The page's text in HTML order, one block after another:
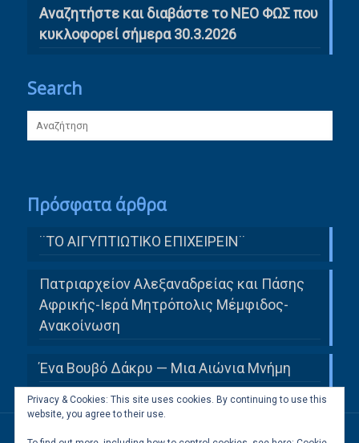
Αναζητήστε και διαβάστε το ΝΕΟ ΦΩΣ που
κυκλοφορεί σήμερα 30.3.2026
Search
Πρόσφατα άρθρα
¨ΤΟ ΑΙΓΥΠΤΙΩΤΙΚΟ ΕΠΙΧΕΙΡΕΙΝ¨
Πατριαρχείον Αλεξαναδρείας και Πάσης
Αφρικής-Ιερά Μητρόπολις Μέμφιδος-
Ανακοίνωση
Ένα Βουβό Δάκρυ — Μια Αιώνια Μνήμη
Privacy & Cookies: This site uses cookies. By continuing to use this
website, you agree to their use.